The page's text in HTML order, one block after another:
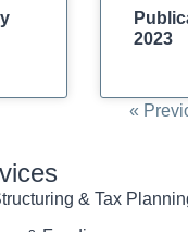
2023
«
& Tax